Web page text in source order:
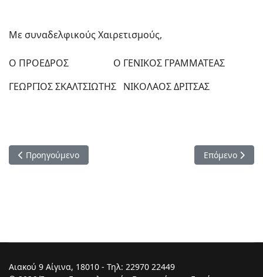
Με συναδελφικούς Χαιρετισμούς,
Ο ΠΡΟΕΔΡΟΣ Ο ΓΕΝΙΚΟΣ ΓΡΑΜΜΑΤΕΑΣ
ΓΕΩΡΓΙΟΣ ΣΚΑΛΤΣΙΩΤΗΣ ΝΙΚΟΛΑΟΣ ΔΡΙΤΣΑΣ
Προηγούμενο άρθρο: Οι συνδυασμοί για τις αρχαιρεσίες της
Προηγούμενο Επόμενο
Επόμενο
Αιακού 9 Αίγινα, 18010 - Τηλ: 22970 22449